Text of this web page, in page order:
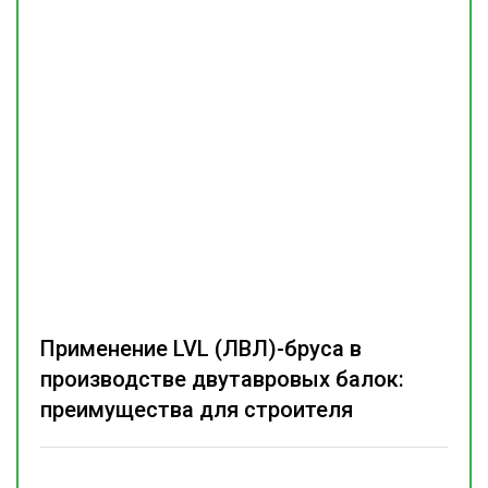
Применение LVL (ЛВЛ)-бруса в
производстве двутавровых балок:
преимущества для строителя